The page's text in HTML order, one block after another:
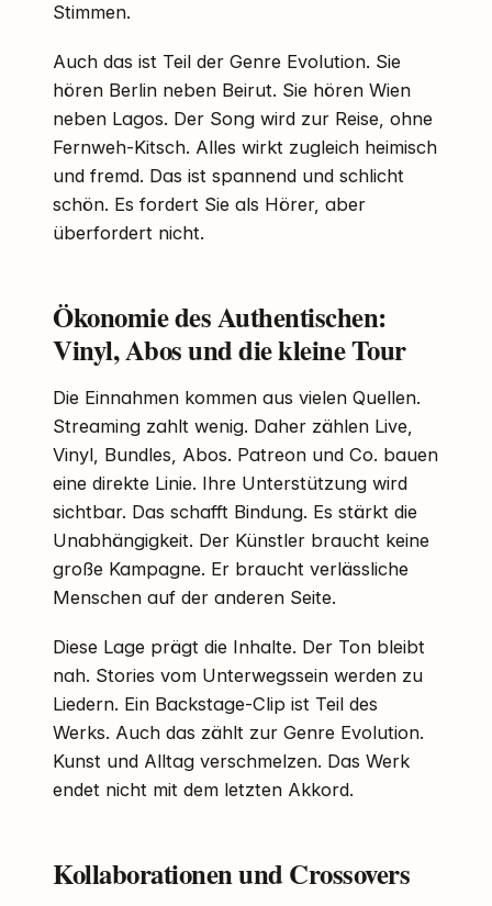
Stimmen.
Auch das ist Teil der Genre Evolution. Sie
hören Berlin neben Beirut. Sie hören Wien
neben Lagos. Der Song wird zur Reise, ohne
Fernweh-Kitsch. Alles wirkt zugleich heimisch
und fremd. Das ist spannend und schlicht
schön. Es fordert Sie als Hörer, aber
überfordert nicht.
Ökonomie des Authentischen:
Vinyl, Abos und die kleine Tour
Die Einnahmen kommen aus vielen Quellen.
Streaming zahlt wenig. Daher zählen Live,
Vinyl, Bundles, Abos. Patreon und Co. bauen
eine direkte Linie. Ihre Unterstützung wird
sichtbar. Das schafft Bindung. Es stärkt die
Unabhängigkeit. Der Künstler braucht keine
große Kampagne. Er braucht verlässliche
Menschen auf der anderen Seite.
Diese Lage prägt die Inhalte. Der Ton bleibt
nah. Stories vom Unterwegssein werden zu
Liedern. Ein Backstage-Clip ist Teil des
Werks. Auch das zählt zur Genre Evolution.
Kunst und Alltag verschmelzen. Das Werk
endet nicht mit dem letzten Akkord.
Kollaborationen und Crossovers